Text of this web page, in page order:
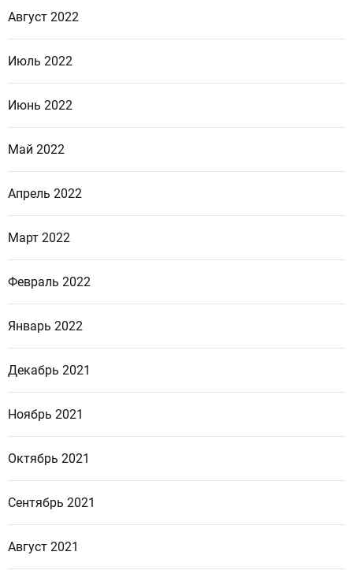
Август 2022
Июль 2022
Июнь 2022
Май 2022
Апрель 2022
Март 2022
Февраль 2022
Январь 2022
Декабрь 2021
Ноябрь 2021
Октябрь 2021
Сентябрь 2021
Август 2021